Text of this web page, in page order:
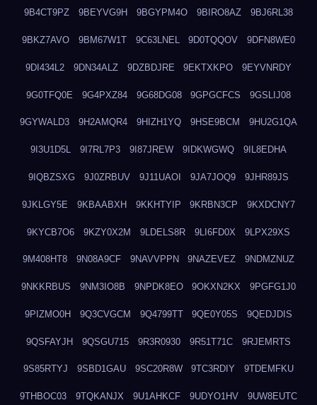
9B4CT9PZ 9BEYVG9H 9BGYPM4O 9BIRO8AZ 9BJ6RL38
9BKZ7AVO 9BM67W1T 9C63LNEL 9D0TQQOV 9DFN8WE0
9DI434L2 9DN34ALZ 9DZBDJRE 9EKTXKPO 9EYVNRDY
9G0TFQ0E 9G4PXZ84 9G68DG08 9GPGCFCS 9GSLIJ08
9GYWALD3 9H2AMQR4 9HIZH1YQ 9HSE9BCM 9HU2G1QA
9I3U1D5L 9I7RL7P3 9I87JREW 9IDKWGWQ 9IL8EDHA
9IQBZSXG 9J0ZRBUV 9J11UAOI 9JA7JOQ9 9JHR89JS
9JKLGY5E 9KBAABXH 9KKHTYIP 9KRBN3CP 9KXDCNY7
9KYCB7O6 9KZY0X2M 9LDELS8R 9LI6FD0X 9LPX29XS
9M408HT8 9N08A9CF 9NAVVPPN 9NAZEVEZ 9NDMZNUZ
9NKKRBUS 9NM3IO8B 9NPDK8EO 9OKXN2KX 9PGFG1J0
9PIZMO0H 9Q3CVGCM 9Q4799TT 9QE0Y05S 9QEDJDIS
9QSFAYJH 9QSGU715 9R3R0930 9R51T71C 9RJEMRTS
9S85RTYJ 9SBD1GAU 9SC20R8W 9TC3RDIY 9TDEMFKU
9THBOC03 9TQKANJX 9U1AHKCF 9UDYO1HV 9UW8EUTC